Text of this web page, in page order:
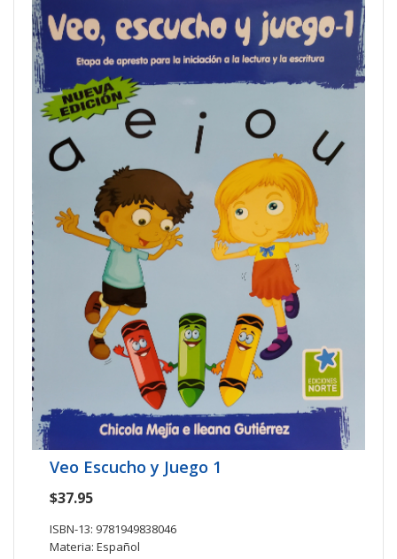
Veo Escucho y Juego 1
$37.95
ISBN-13: 9781949838046
Materia: Español